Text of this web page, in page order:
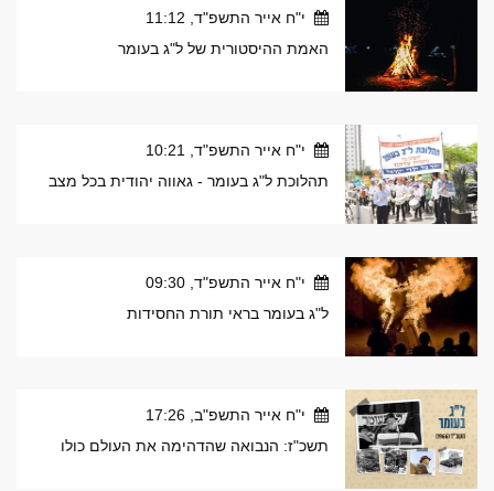
י"ח אייר התשפ"ד, 11:12
האמת ההיסטורית של ל"ג בעומר
י"ח אייר התשפ"ד, 10:21
תהלוכת ל"ג בעומר - גאווה יהודית בכל מצב
י"ח אייר התשפ"ד, 09:30
ל"ג בעומר בראי תורת החסידות
י"ח אייר התשפ"ב, 17:26
תשכ"ז: הנבואה שהדהימה את העולם כולו